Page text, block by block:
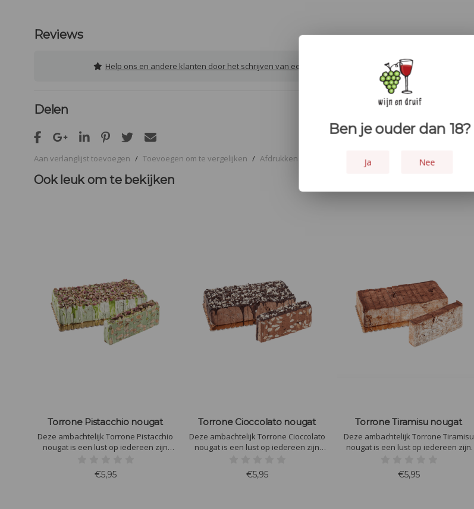
Reviews
Help ons en andere klanten door het schrijven van een review
Delen
Aan verlanglijst toevoegen / Toevoegen om te vergelijken / Afdrukken
Ook leuk om te bekijken
Torrone Pistacchio nougat
Deze ambachtelijk Torrone Pistacchio
nougat is een lust op iedereen zijn
nougat met pistache smaak
€5,95
Torrone Cioccolato nougat
Deze ambachtelijk Torrone Cioccolato
nougat is een lust op iedereen zijn
nougat met chocolade smaak
€5,95
Torrone Tiramisu nougat
Deze ambachtelijk Torrone Tiramisu
nougat is een lust op iedereen zijn
nougat met Tiramisu smaak
€5,95
Ben je ouder dan 18?
Ja Nee